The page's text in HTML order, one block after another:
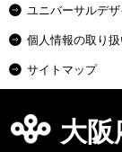
ユニバーサルデ
個人情報の取り
サイトマップ
大阪